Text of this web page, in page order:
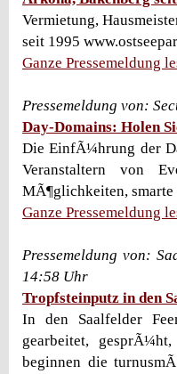
Vermietung,
seit 1995
Ganze Pressemeldung
Pressemeldung von:
Day-Domains: Holen
Die EinfÃ¼hrung der
Veranstaltern von
MÃ¶glichkeiten,
Ganze Pressemeldung
Pressemeldung von:
14:58 Uhr
Tropfsteinputz in den
In den Saalfelder
gearbeitet,
beginnen die